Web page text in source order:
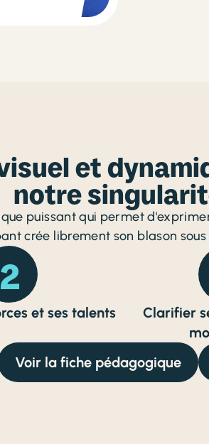
et
notre
puissant qui permet
crée librement son blason
2
et ses talents
Clarifier
Voir la fiche pédagogique